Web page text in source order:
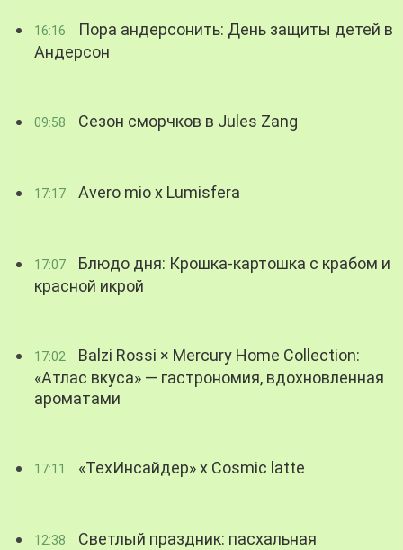
16:16
Пора андерсонить: День защиты детей в
Андерсон
09:58 Сезон сморчков в Jules Zang
17:17 Avero mio x Lumisfera
17:07
Блюдо дня: Крошка-картошка с крабом и
красной икрой
17:02
Balzi Rossi × Mercury Home Collection:
«Атлас вкуса» — гастрономия, вдохновленная
ароматами
17:11 «ТехИнсайдер» х Cosmic latte
12:38
Светлый праздник: пасхальная